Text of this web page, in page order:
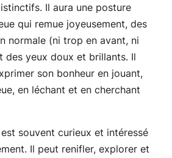
Il aura une posture
qui remue joyeusement, des
normale (ni trop en avant, ni
des yeux doux et brillants. Il
son bonheur en jouant,
en léchant et en cherchant
souvent curieux et intéressé
Il peut renifler, explorer et